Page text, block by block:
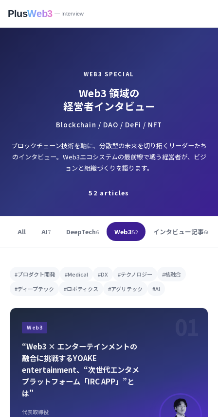
PlusWeb3 — Interview
WEB3 SPECIAL
Web3 領域の
経営者インタビュー
Blockchain / DAO / DeFi / NFT
ブロックチェーン技術を軸に、分散型の未来を切り拓くリーダーたち
のインタビュー。Web3エコシステムの最前線で戦う経営者が、ビジ
ョンと組織づくりを語ります。
52 articles
All AI7 DeepTech6 Web352 インタビュー記事66
#プロダクト開発 #Medical #DX #テクノロジー
#核融合
#ディープテック
#ロボティクス #アグリテック #AI
Web3
“Web3 × エンターテインメントの
融合に挑戦するYOAKE
entertainment、“次世代エンタメ
プラットフォーム「IRC APP」”と
は”
代表取締役